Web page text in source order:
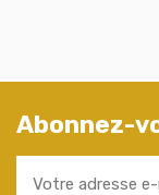
Abonnez-